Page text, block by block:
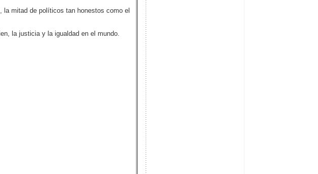
mitad de políticos tan honestos como el
la justicia y la igualdad en el mundo.